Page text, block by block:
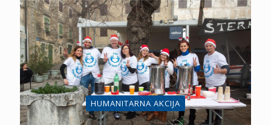
HUMANITARNA AKCIJA